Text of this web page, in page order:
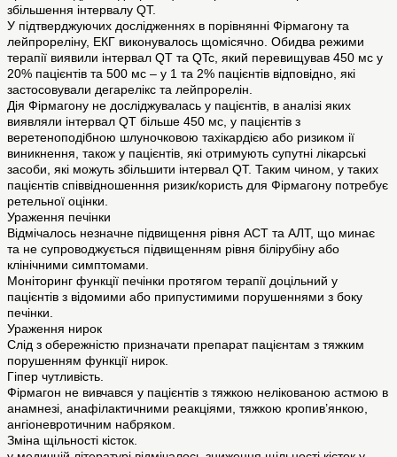
збільшення інтервалу QT.
У підтверджуючих дослідженнях в порівнянні Фірмагону та
лейпрореліну, ЕКГ виконувалось щомісячно. Обидва режими
терапії виявили інтервал QT та QTc, який перевищував 450 мс у
20% пацієнтів та 500 мс – у 1 та 2% пацієнтів відповідно, які
застосовували дегарелікс та лейпрорелін.
Дія Фірмагону не досліджувалась у пацієнтів, в аналізі яких
виявляли інтервал QT більше 450 мс, у пацієнтів з
веретеноподібною шлуночковою тахікардією або ризиком ії
виникнення, також у пацієнтів, які отримують супутні лікарські
засоби, які можуть збільшити інтервал QT. Таким чином, у таких
пацієнтів співвідношенння ризик/користь для Фірмагону потребує
ретельної оцінки.
Ураження печінки
Відмічалось незначне підвищення рівня АСТ та АЛТ, що минає
та не супроводжується підвищенням рівня білірубіну або
клінічними симптомами.
Моніторинг функції печінки протягом терапії доцільний у
пацієнтів з відомими або припустимими порушеннями з боку
печінки.
Ураження нирок
Слід з обережністю призначати препарат пацієнтам з тяжким
порушенням функції нирок.
Гіпер чутливість.
Фірмагон не вивчався у пацієнтів з тяжкою нелікованою астмою в
анамнезі, анафілактичними реакціями, тяжкою кропив’янкою,
ангіоневротичним набряком.
Зміна щільності кісток.